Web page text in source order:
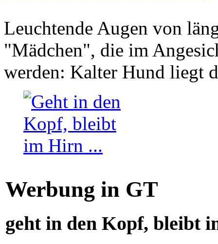
Leuchtende Augen von
"Mädchen", die im
werden: Kalter Hund liegt
Werbung in GT
geht in den Kopf, bleibt